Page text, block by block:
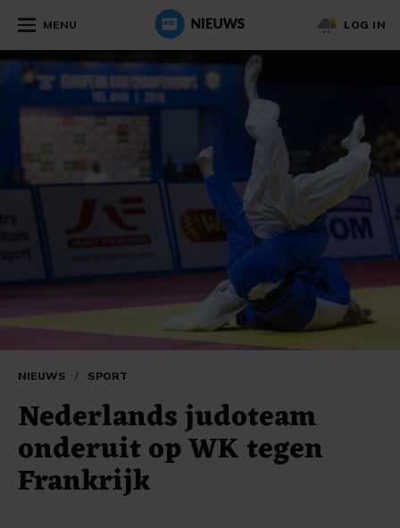
MENU LOG IN
NIEUWS / SPORT
Nederlands judoteam
onderuit op WK tegen
Frankrijk